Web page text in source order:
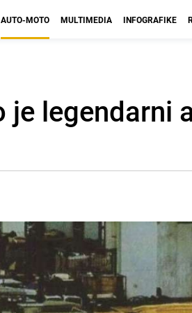
AUTO-MOTO MULTIMEDIA INFOGRAFIKE
je legendarni